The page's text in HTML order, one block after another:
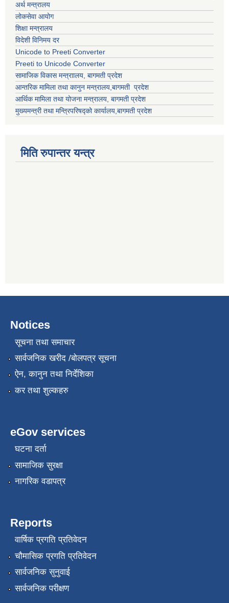
अर्थ मन्त्रालय
लोकसेवा आयोग
शिक्षा मन्त्रालय
विदेशी विनिमय दर
Unicode to Preeti Converter
Preeti to Unicode Converter
सामाजिक विकास मन्त्राालय, बागमती प्रदेश
आन्तरिक मामिला तथा कानुन मन्त्रालय,बागमती प्रदेश
आर्थिक मामिला तथा योजना मन्त्रालय, बागमती प्रदेश
मुख्यमन्त्री तथा मन्त्रिपरिषद्को कार्यालय,बागमती प्रदेश
मिति रुपान्तर यन्त्र
Notices
सूचना तथा समाचार
सार्वजनिक खरीद /बोलपत्र सूचना
ऐन, कानुन तथा निर्देशिका
कर तथा शुल्कहरु
eGov services
घटना दर्ता
सामाजिक सुरक्षा
नागरिक वडापत्र
Reports
वार्षिक प्रगति प्रतिवेदन
चौमासिक प्रगति प्रतिवेदन
सार्वजनिक सुनुवाई
सार्वजनिक परीक्षण